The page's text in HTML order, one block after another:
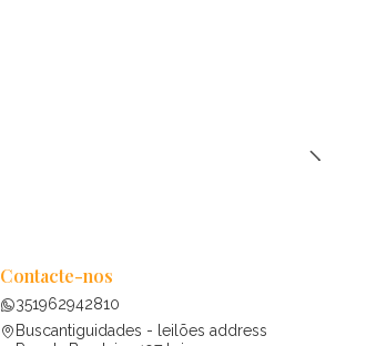
Contacte-nos
351962942810
Buscantiguidades - leilões address